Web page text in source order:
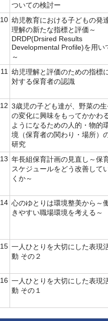
ついての検討ー
10 幼児教育における子どもの発
理解の新たな指標と評価～
DRDP(Drsired Results
Developmental Profile)を用い
～
11
幼児理解と評価のための指標
対する保育者の認識
12 3歳児の子ども達が、野菜の
の変化に興味をもってかかわ
ようになるための人的・物的
境（保育者の関わり・場所）
研究
13 年長組保育計画の見直し～保
スケジュールをどう改善して
くか～
14 心のゆとりは環境整美から～
きやすい職場環境を考える～
15 一人ひとりを大切にした表現
動 その２
16 一人ひとりを大切にした表現
動 その１